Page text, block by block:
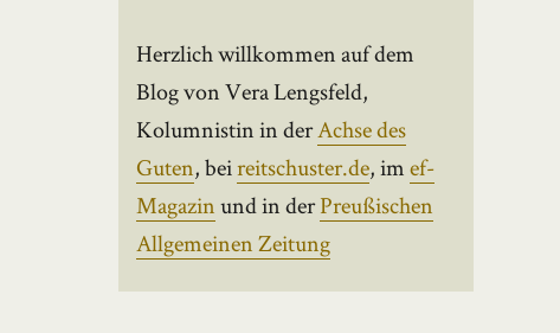
Herzlich willkommen auf dem
Blog von Vera Lengsfeld,
Kolumnistin in derAchse des
Guten, beireitschuster.de, imef-
Magazinund in derPreußischen
Allgemeinen Zeitung